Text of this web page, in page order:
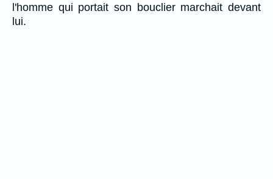
l'homme qui portait son bouclier marchait devant
lui.